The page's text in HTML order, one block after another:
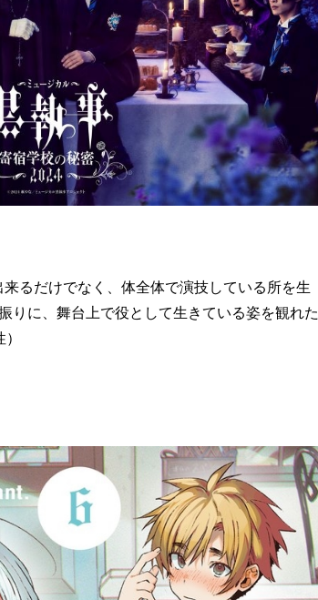
るだけでなく、体全体で演技している所を生
りに、舞台上で役として生きている姿を観れた